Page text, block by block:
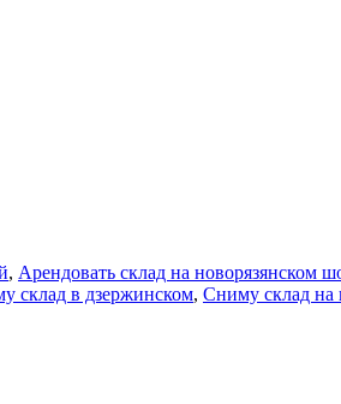
, Арендовать склад на новорязянском
склад в дзержинском, Сниму склад на